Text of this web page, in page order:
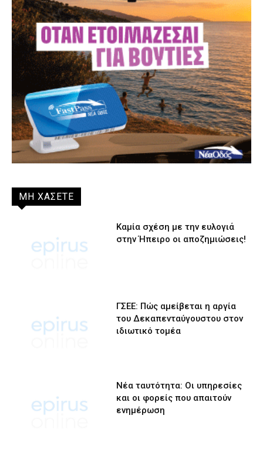
ΜΗ ΧΑΣΕΤΕ
Καμία σχέση με την ευλογιά
στην Ήπειρο οι αποζημιώσεις!
ΓΣΕΕ: Πώς αμείβεται η αργία
του Δεκαπενταύγουστου στον
ιδιωτικό τομέα
Νέα ταυτότητα: Οι υπηρεσίες
και οι φορείς που απαιτούν
ενημέρωση